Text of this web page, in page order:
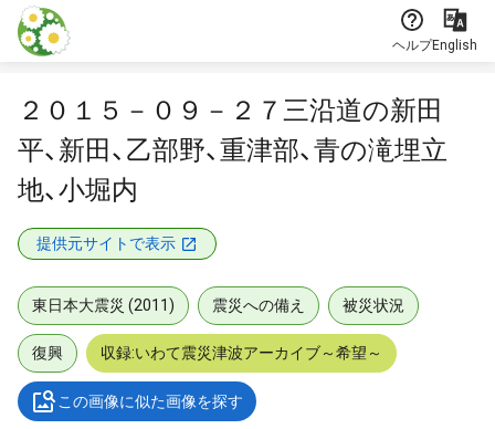
本文に飛ぶ
ヘルプEnglish
２０１５－０９－２７三沿道の新田
平、新田、乙部野、重津部、青の滝埋立
地、小堀内
提供元サイトで表示
東日本大震災 (2011) 震災への備え 被災状況
復興 収録:いわて震災津波アーカイブ～希望～
この画像に似た画像を探す